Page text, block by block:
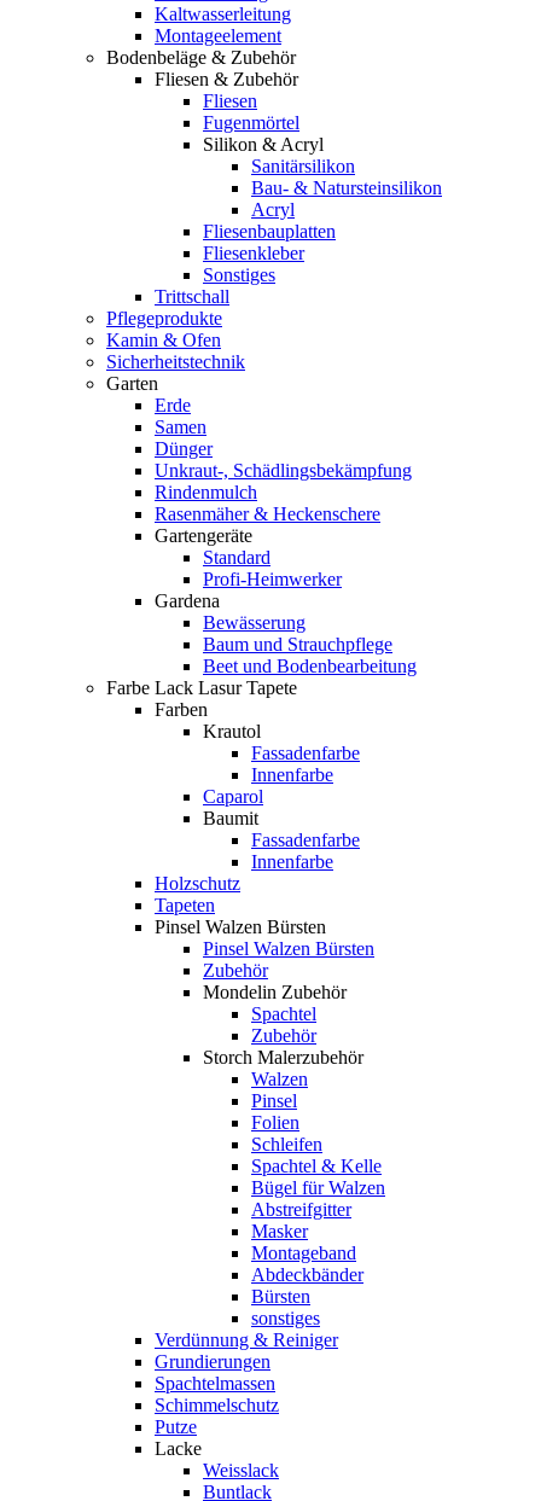
Kaltwasserleitung
Montageelement
Bodenbeläge & Zubehör
Fliesen & Zubehör
Fliesen
Fugenmörtel
Silikon & Acryl
Sanitärsilikon
Bau- & Natursteinsilikon
Acryl
Fliesenbauplatten
Fliesenkleber
Sonstiges
Trittschall
Pflegeprodukte
Kamin & Ofen
Sicherheitstechnik
Garten
Erde
Samen
Dünger
Unkraut-, Schädlingsbekämpfung
Rindenmulch
Rasenmäher & Heckenschere
Gartengeräte
Standard
Profi-Heimwerker
Gardena
Bewässerung
Baum und Strauchpflege
Beet und Bodenbearbeitung
Farbe Lack Lasur Tapete
Farben
Krautol
Fassadenfarbe
Innenfarbe
Caparol
Baumit
Fassadenfarbe
Innenfarbe
Holzschutz
Tapeten
Pinsel Walzen Bürsten
Pinsel Walzen Bürsten
Zubehör
Mondelin Zubehör
Spachtel
Zubehör
Storch Malerzubehör
Walzen
Pinsel
Folien
Schleifen
Spachtel & Kelle
Bügel für Walzen
Abstreifgitter
Masker
Montageband
Abdeckbänder
Bürsten
sonstiges
Verdünnung & Reiniger
Grundierungen
Spachtelmassen
Schimmelschutz
Putze
Lacke
Weisslack
Buntlack